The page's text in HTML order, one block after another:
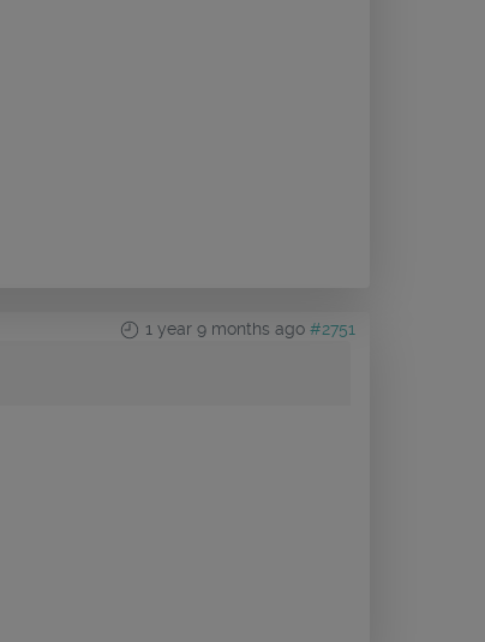
1 year 9 months ago #2751